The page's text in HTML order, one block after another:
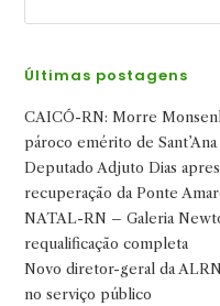
Últimas postagens
CAICÓ-RN: Morre
pároco emérito de Sant’Ana
Deputado Adjuto Dias
recuperação da Ponte
NATAL-RN – Galeria
requalificação completa
Novo diretor-geral da
no serviço público